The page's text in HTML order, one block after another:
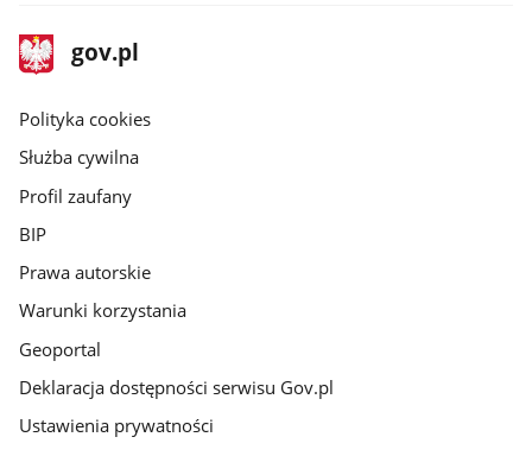
stopka
gov.pl
Strona
gov.pl
gov.pl
Polityka cookies
Służba cywilna
Profil zaufany
BIP
Prawa autorskie
Warunki korzystania
Geoportal
Deklaracja dostępności serwisu Gov.pl
Ustawienia prywatności